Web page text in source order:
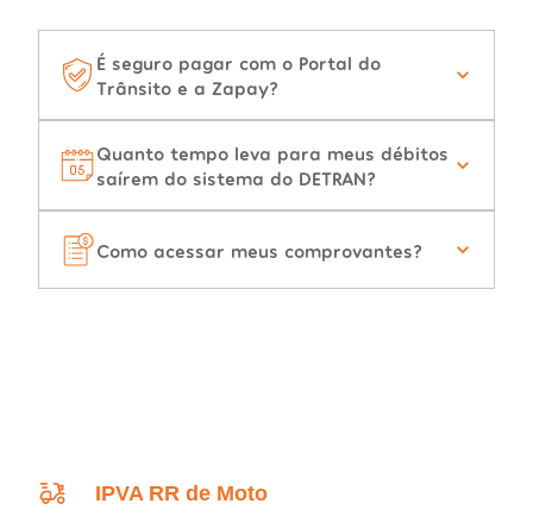
É seguro pagar com o Portal do
Trânsito e a Zapay?
Quanto tempo leva para meus débitos
saírem do sistema do DETRAN?
Como acessar meus comprovantes?
IPVA RR de Moto